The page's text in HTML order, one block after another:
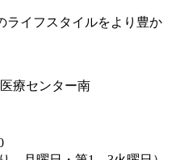
ライフスタイルをより豊か
療センター南